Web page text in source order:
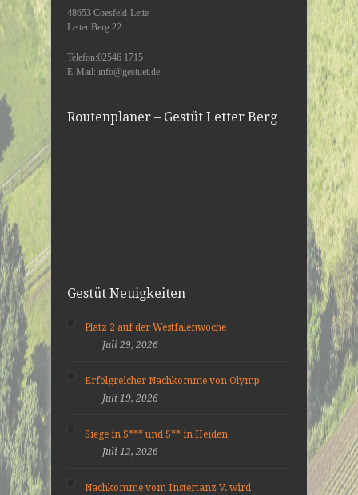
48653 Coesfeld-Lette
Letter Berg 22
Telefon:02546 1715
E-Mail: info@gestuet.de
Routenplaner – Gestüt Letter Berg
Gestüt Neuigkeiten
Platz 2 auf der Westfalenwoche
Juli 29, 2026
Erfolgreicher Nachkomme von Olymp
Juli 19, 2026
Siege in S*** und S** in Heiden
Juli 12, 2026
Nachkomme vom Instertanz V. wird